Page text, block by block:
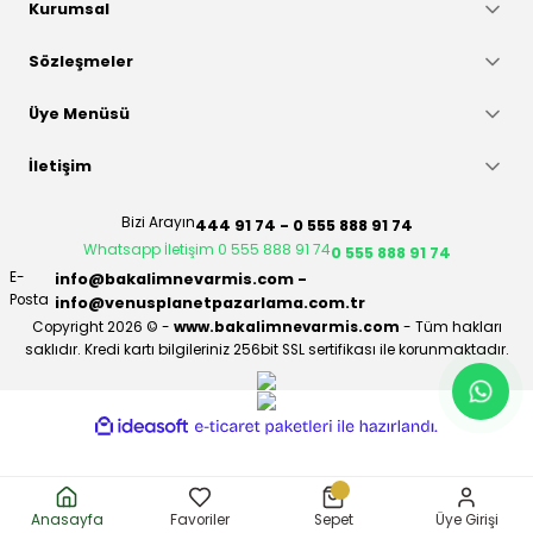
Kurumsal
Sözleşmeler
Üye Menüsü
İletişim
Bizi Arayın444 91 74 - 0 555 888 91 74
Whatsapp İletişim 0 555 888 91 740 555 888 91 74
E-
Posta
info@bakalimnevarmis.com -
info@venusplanetpazarlama.com.tr
Copyright 2026 © - www.bakalimnevarmis.com - Tüm hakları
saklıdır. Kredi kartı bilgileriniz 256bit SSL sertifikası ile korunmaktadır.
Anasayfa Favoriler Sepet Üye Girişi
ideasoft
e-